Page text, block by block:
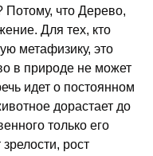
Потому, что Дерево,
Для тех, кто
метафизику, это
в природе не может
идет о постоянном
дорастает до
только его
зрелости, рост